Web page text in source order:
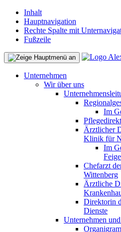
Inhalt
Hauptnavigation
Rechte Spalte mit
Fußzeile
Unternehmen
Wir über uns
Im
Ärztlicher
Klinik für
Im
Feige
Chefarzt
Wittenberg
Ärztliche
Direktorin
Dienste
Unternehmen